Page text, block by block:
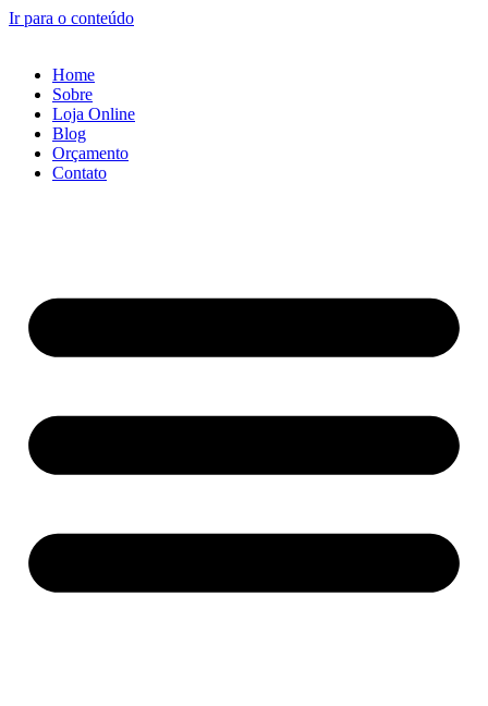
Ir para o conteúdo
Home
Sobre
Loja Online
Blog
Orçamento
Contato